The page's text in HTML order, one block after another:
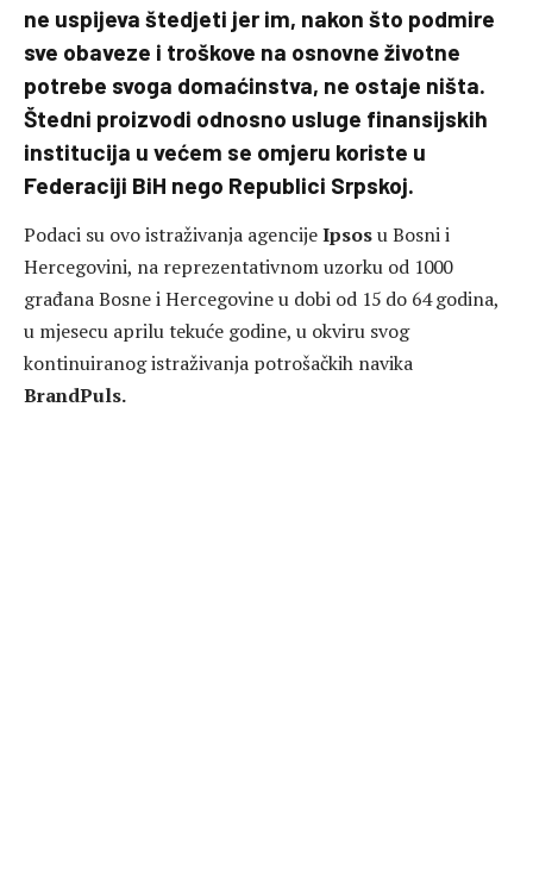
ne uspijeva štedjeti jer im, nakon što podmire
sve obaveze i troškove na osnovne životne
potrebe svoga domaćinstva, ne ostaje ništa.
Štedni proizvodi odnosno usluge finansijskih
institucija u većem se omjeru koriste u
Federaciji BiH nego Republici Srpskoj.
Podaci su ovo istraživanja agencijeIpsosu Bosni i
Hercegovini, na reprezentativnom uzorku od 1000
građana Bosne i Hercegovine u dobi od 15 do 64 godina,
u mjesecu aprilu tekuće godine, u okviru svog
kontinuiranog istraživanja potrošačkih navika
BrandPuls.